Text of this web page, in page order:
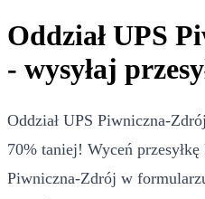
Oddział UPS
- wysyłaj
Oddział UPS Piwniczna-
70% taniej! Wyceń
Piwniczna-Zdrój w